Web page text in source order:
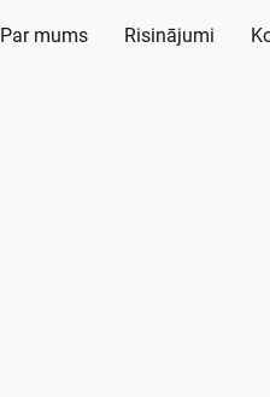
Par mums Risinājumi